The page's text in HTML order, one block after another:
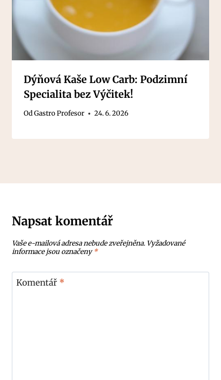
Dýňová Kaše Low Carb: Podzimní
Specialita bez Výčitek!
OdGastro Profesor 24. 6. 2026
Napsat komentář
Vaše e-mailová adresa nebude zveřejněna. Vyžadované
informace jsou označeny*
Komentář *